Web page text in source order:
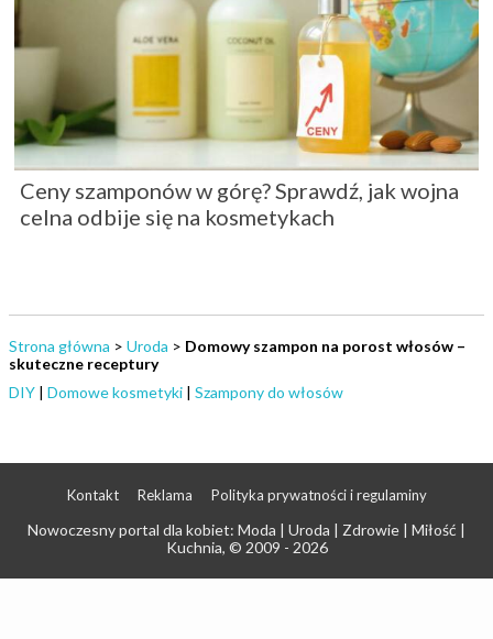
Ceny szamponów w górę? Sprawdź, jak wojna
celna odbije się na kosmetykach
Strona główna > Uroda > Domowy szampon na porost włosów –
skuteczne receptury
DIY | Domowe kosmetyki | Szampony do włosów
Kontakt Reklama Polityka prywatności i regulaminy
Nowoczesny portal dla kobiet: Moda | Uroda | Zdrowie | Miłość |
Kuchnia, © 2009 - 2026